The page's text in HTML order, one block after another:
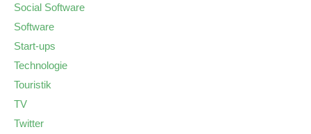
Social Software
Software
Start-ups
Technologie
Touristik
TV
Twitter